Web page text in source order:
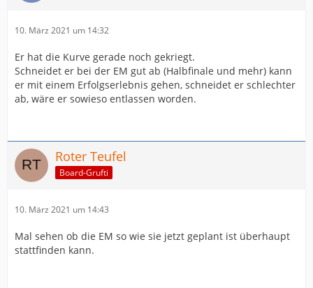
10. März 2021 um 14:32
Er hat die Kurve gerade noch gekriegt.
Schneidet er bei der EM gut ab (Halbfinale und mehr) kann
er mit einem Erfolgserlebnis gehen, schneidet er schlechter
ab, wäre er sowieso entlassen worden.
Roter Teufel
Board-Grufti
10. März 2021 um 14:43
Mal sehen ob die EM so wie sie jetzt geplant ist überhaupt
stattfinden kann.